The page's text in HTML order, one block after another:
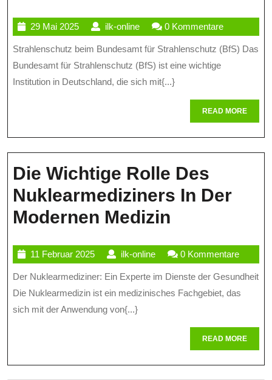
Wichtige
Rolle
Des
Für
29 Mai 202529
Mai
2025
ilk-onlineilk-
online
0 Kommentare
Strahlenschutz beim Bundesamt für Strahlenschutz (BfS) Das
Bundesamt für Strahlenschutz (BfS) ist eine wichtige
Institution in Deutschland, die sich mit{...}
READ MOREREAD
MORE
Die Wichtige Rolle Des
Nuklearmediziners In Der
Modernen Medizin
Rolle
Des
Der
Modernen
11 Februar 202511
Februar
2025
ilk-onlineilk-
online
0 Kommentare
Der Nuklearmediziner: Ein Experte im Dienste der Gesundheit
Die Nuklearmedizin ist ein medizinisches Fachgebiet, das
sich mit der Anwendung von{...}
READ MOREREAD
MORE